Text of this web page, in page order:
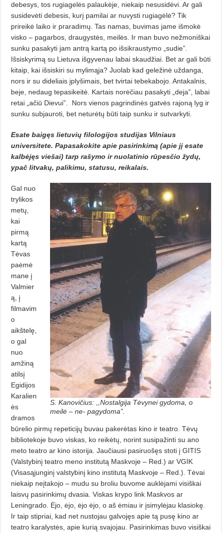
debesys, tos rugiagelės palaukėje, niekaip ne­susidėvi. Ar gali
susidevėti debesis, kurį pamilai ar nuvysti rugiagėlė? Tik
prireikė laiko ir praradimų. Tas namas, buvimas jame išmokė
visko – pagarbos, draugystės, meilės. Ir man buvo nežmoniškai
sunku pasakyti jam antrą kartą po išsikraustymo „sudie”.
Išsiskyrimą su Lietuva išgyvenau labai skaudžiai. Bet ar gali būti
kitaip, kai išsiskiri su mylimąja? Juolab kad geležinė uždanga,
nors ir su dideliais įplyšimais, bet tvirtai tebekabojo. Antakalnis,
beje, nedaug tepasikeitė. Kartais norėčiau pasa­kyti „deja”, labai
retai „ačiū Dievui”.
Nors vienos pagrindinės gatvės rajoną lyg ir
sunku subjauroti, bet neturėtų būti taip sunku ir sutvarkyti.
Esate baigęs lietuvių filologijos studijas Vilniaus
universitete. Papasakokite apie pasirinkimą (apie jį esate
kalbėjęs viešai) tarp rašymo ir nuolatinio rūpesčio žydų,
ypač litvakų, palikimu, statusu, reikalais.
S. Kanovičius: ,,Nostalgija Tėvynei gydoma, o
meilė – ne- pagydoma”.
Gal nuo
trylikos
metų,
kai
pirmą
kartą
Tėvas
paėmė
mane į
Valmier
ą, į
filmavim
o
aikštelę,
o gal
nuo
amži­ną
atilsį
Egidijos
Karalien
ės
dramos
būrelio pirmų repeticijų buvau pake­rėtas kino ir teatro. Tėvų
bibliotekoje buvo viskas, ko reikėtų, norint susipažinti su ano
meto teatro ar kino istorija. Jaučiausi pasiruošęs stoti į GITIS
(Valstybinį teatro meno institutą Maskvoje – Red.) ar VGIK
(Visasąjunginį valstybinį kino institutą Maskvoje – Red.). Tėvai
niekaip neįtakojo – mudu su broliu buvome auklėjami visiškai
laisvų pasirinki­mų dvasia. Viskas krypo link Mask­vos ar
Leningrado. Ėjo, ėjo, ėjo ėjo, o aš ėmiau ir įsimylėjau klasiokę.
Ir taip stipriai, kad net nustojau galvojęs apie tą pusę kino ar
teatro karalystės, apie kurią svajojau.
Pasirin­kimas buvo visiškai